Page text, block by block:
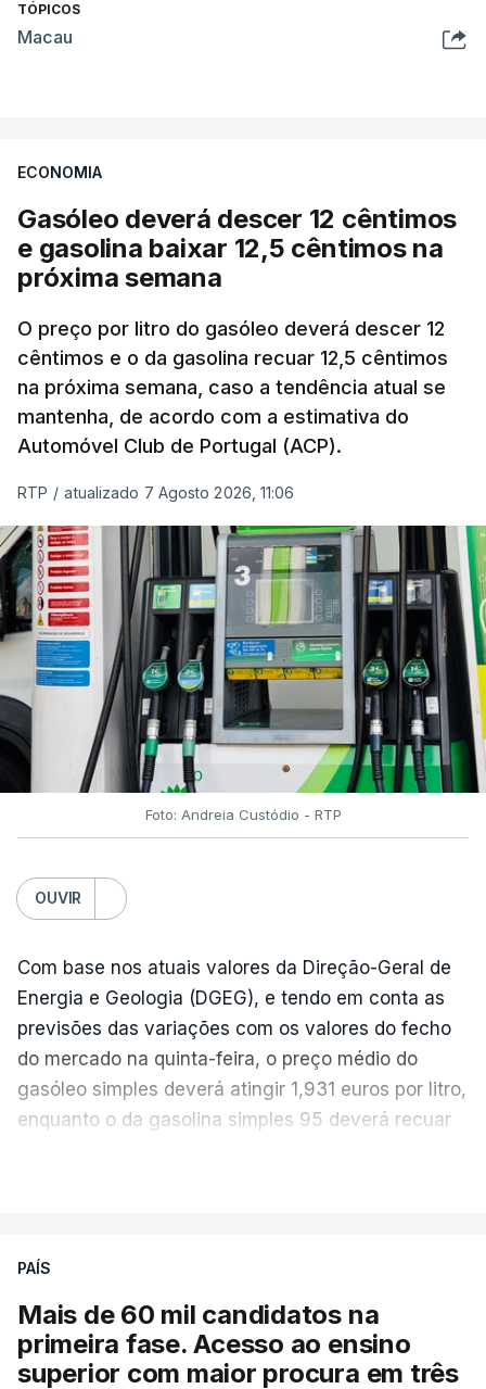
TÓPICOS
Macau
ECONOMIA
Gasóleo deverá descer 12 cêntimos
e gasolina baixar 12,5 cêntimos na
próxima semana
O preço por litro do gasóleo deverá descer 12
cêntimos e o da gasolina recuar 12,5 cêntimos
na próxima semana, caso a tendência atual se
mantenha, de acordo com a estimativa do
Automóvel Club de Portugal (ACP).
RTP / atualizado 7 Agosto 2026, 11:06
Foto: Andreia Custódio - RTP
OUVIR
Com base nos atuais valores da Direção-Geral de
Energia e Geologia (DGEG), e tendo em conta as
previsões das variações com os valores do fecho
do mercado na quinta-feira, o preço médio do
gasóleo simples deverá atingir 1,931 euros por litro,
enquanto o da gasolina simples 95 deverá recuar
evolução das cotações internacionais do petróleo,
posto de abastecimento, a marca e a localização.
A atualização do desconto do Imposto sobre os
PAÍS
Mais de 60 mil candidatos na
primeira fase. Acesso ao ensino
superior com maior procura em três